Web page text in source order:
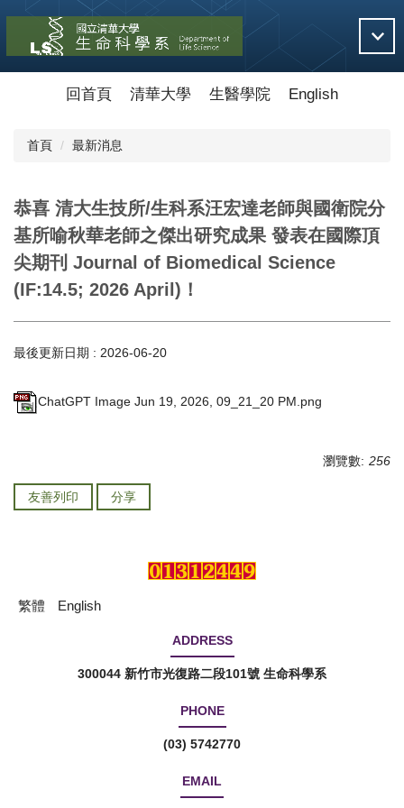
要
回首頁 清華大學 生醫學院 English
首頁 最新消息
恭喜 清大生技所/生科系汪宏達老師與國衛院分
基所喻秋華老師之傑出研究成果 發表在國際頂
尖期刊 Journal of Biomedical Science
(IF:14.5; 2026 April)！
最後更新日期 : 2026-06-20
ChatGPT Image Jun 19, 2026, 09_21_20 PM.png
瀏覽數: 256
友善列印 分享
繁體 English
ADDRESS
300044 新竹市光復路二段101號 生命科學系
PHONE
(03) 5742770
EMAIL